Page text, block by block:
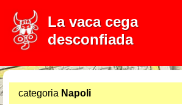
La vaca cega
desconfiada
categoria Napoli